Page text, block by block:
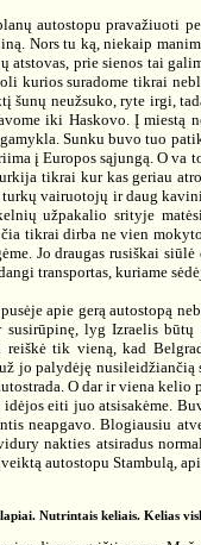
autostopu pravažiuoti per
Nors tu ką, niekaip
atstovas, prie sienos tai
kurios suradome tikrai
šunų neužsuko, ryte irgi,
iki Haskovo. Į miestą
Sunku buvo tuo
į Europos sąjungą. O va
tikrai kur kas geriau
vairuotojų ir daug
užpakalio srityje
tikrai dirba ne vien
Jo draugas rusiškai
transportas, kuriame
apie gerą autostopą
lyg Izraelis būtų
reiškė tik vieną, kad
jo palydėję
O dar ir viena kelio
idėjos eiti juo atsisakėme.
neapgavo. Blogiausiu
nakties atsiradus
autostopu Stambulą,
Nutrintais keliais. Kelias